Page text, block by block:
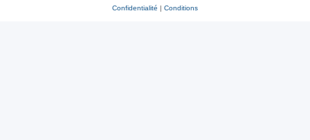
Confidentialité | Conditions